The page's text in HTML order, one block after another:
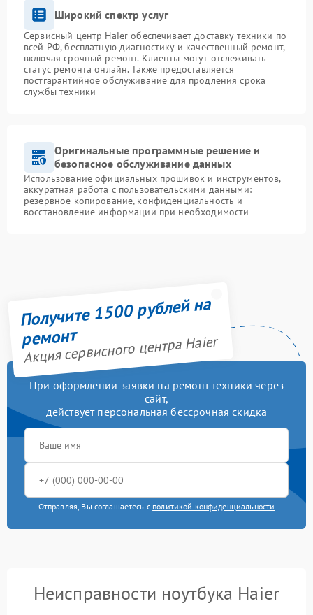
Широкий спектр услуг
Сервисный центр Haier обеспечивает доставку техники по
всей РФ, бесплатную диагностику и качественный ремонт,
включая срочный ремонт. Клиенты могут отслеживать
статус ремонта онлайн. Также предоставляется
постгарантийное обслуживание для продления срока
службы техники
Оригинальные программные решение и
безопасное обслуживание данных
Использование официальных прошивок и инструментов,
аккуратная работа с пользовательскими данными:
резервное копирование, конфиденциальность и
восстановление информации при необходимости
Получите 1500 рублей на
ремонт
Акция сервисного центра Haier
При оформлении заявки на ремонт техники через
сайт,
действует персональная бессрочная скидка
Отправляя, Вы соглашаетесь с политикой конфиденциальности
Неисправности ноутбука Haier